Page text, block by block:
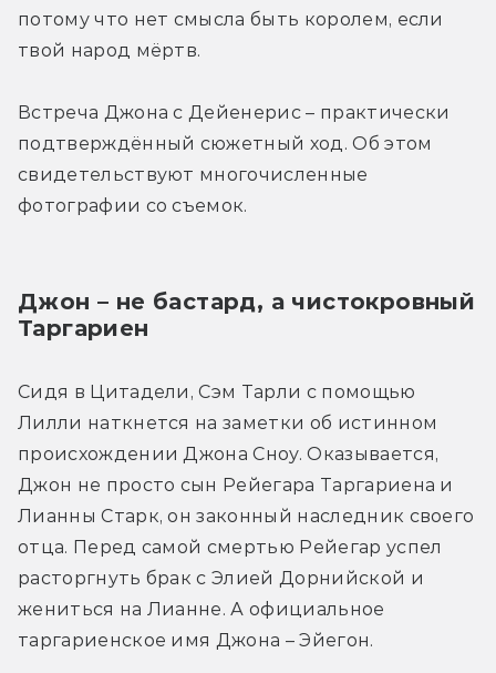
потому что нет смысла быть королем, если
твой народ мёртв.
Встреча Джона с Дейенерис – практически
подтверждённый сюжетный ход. Об этом
свидетельствуют многочисленные
фотографии со съемок.
Джон – не бастард, а чистокровный
Таргариен
Сидя в Цитадели, Сэм Тарли с помощью
Лилли наткнется на заметки об истинном
происхождении Джона Сноу. Оказывается,
Джон не просто сын Рейегара Таргариена и
Лианны Старк, он законный наследник своего
отца. Перед самой смертью Рейегар успел
расторгнуть брак с Элией Дорнийской и
жениться на Лианне. А официальное
таргариенское имя Джона – Эйегон.